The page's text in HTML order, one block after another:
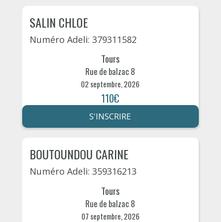
SALIN CHLOE
Numéro Adeli: 379311582
Tours
Rue de balzac 8
02 septembre, 2026
110€
S'INSCRIRE
BOUTOUNDOU CARINE
Numéro Adeli: 359316213
Tours
Rue de balzac 8
07 septembre, 2026